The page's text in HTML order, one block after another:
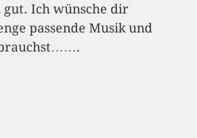
Ich wünsche dir
passende Musik und
brauchst…….